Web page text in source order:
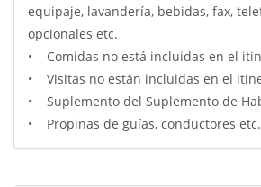
equipaje, lavandería, bebidas, fax,
opcionales etc.
• Comidas no está incluidas en el
• Visitas no están incluidas en el
• Suplemento del Suplemento de
• Propinas de guías, conductores etc.